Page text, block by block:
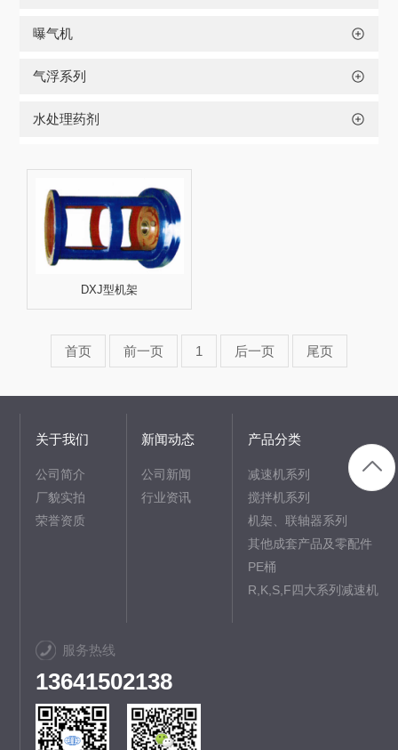
曝气机
气浮系列
水处理药剂
DXJ型机架
首页 前一页 1 后一页 尾页
关于我们
公司简介
厂貌实拍
荣誉资质
新闻动态
公司新闻
行业资讯
产品分类
减速机系列
搅拌机系列
机架、联轴器系列
其他成套产品及零配件
PE桶
R,K,S,F四大系列减速机
服务热线
13641502138